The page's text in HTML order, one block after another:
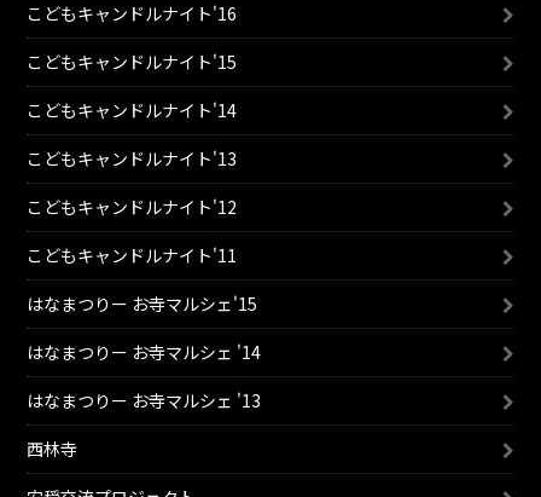
こどもキャンドルナイト'16
こどもキャンドルナイト'15
こどもキャンドルナイト'14
こどもキャンドルナイト'13
こどもキャンドルナイト'12
こどもキャンドルナイト'11
はなまつりー お寺マルシェ'15
はなまつりー お寺マルシェ '14
はなまつりー お寺マルシェ '13
西林寺